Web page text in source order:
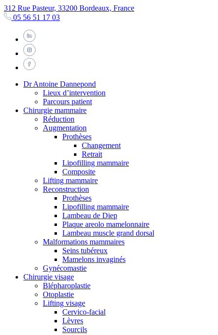
312 Rue Pasteur, 33200 Bordeaux, France
05 56 51 17 03
Dr Antoine Dannepond
Lieux d’intervention
Parcours patient
Chirurgie mammaire
Réduction
Augmentation
Prothèses
Changement
Retrait
Lipofilling mammaire
Composite
Lifting mammaire
Reconstruction
Prothèses
Lipofilling mammaire
Lambeau de Diep
Plaque areolo mamelonnaire
Lambeau muscle grand dorsal
Malformations mammaires
Seins tubéreux
Mamelons invaginés
Gynécomastie
Chirurgie visage
Blépharoplastie
Otoplastie
Lifting visage
Cervico-facial
Lèvres
Sourcils